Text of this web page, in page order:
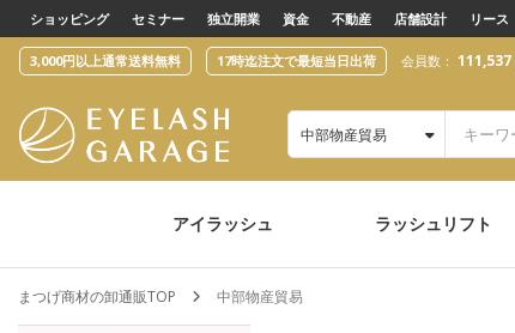
text.skipToContent
text.skipToNavigation
ショッピング セミナー 独立開業 資金 不動産 店舗設計 リース
3,000円以上通常送料無料 17時迄注文で最短当日出荷 会員数： 111,537
中部物産貿易
アイラッシュ ラッシュリフト
まつげ商材の卸通販TOP 中部物産貿易